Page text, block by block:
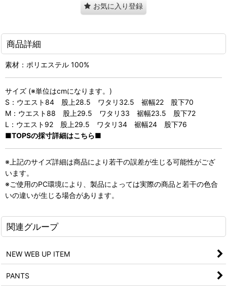
お気に入り登録
商品詳細
素材：ポリエステル 100%
サイズ (※単位はcmになります。)
S：ウエスト84 股上28.5 ワタリ32.5 裾幅22 股下70
M：ウエスト88 股上29.5 ワタリ33 裾幅23.5 股下72
L：ウエスト92 股上29.5 ワタリ34 裾幅24 股下76
■TOPSの採寸詳細はこちら■
※上記のサイズ詳細は商品により若干の誤差が生じる可能性がござ
います。
※ご使用のPC環境により、製品によっては実際の商品と若干の色合
いの違いが生じる場合があります。
関連グループ
NEW WEB UP ITEM
PANTS